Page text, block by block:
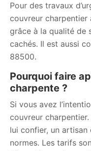
Pour des travaux
couvreur charpentier
grâce à la qualité de
cachés. Il est aussi
88500.
Pourquoi faire
charpente ?
Si vous avez
couvreur
lui confier, un
normes. Les tarifs